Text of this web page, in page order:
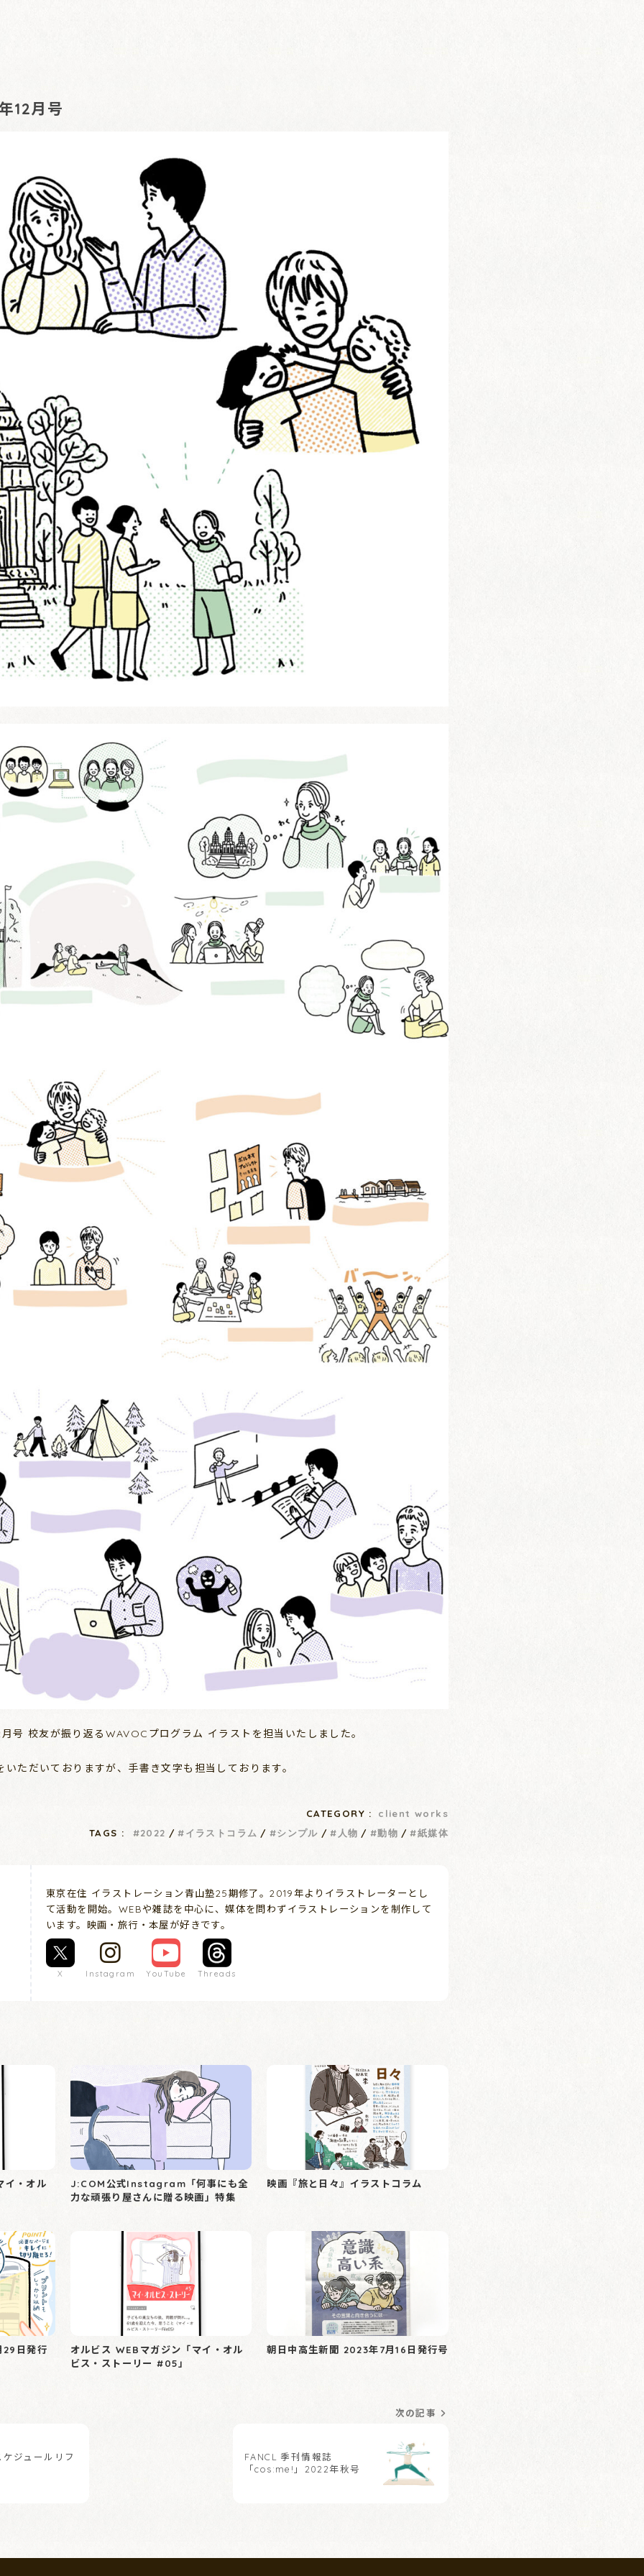
12月号
号 校友が振り返るWAVOCプログラム イラストを担当いたしました。
ただいておりますが、手書き文字も担当しております。
CATEGORY :
client works
TAGS :
2022 イラストコラム シンプル 人物 動物 紙媒体
東京在住 イラストレーション青山塾25期修了。2019年よりイラストレーターとし
て活動を開始。WEBや雑誌を中心に、媒体を問わずイラストレーションを制作して
います。映画・旅行・本屋が好きです。
X Instagram YouTube Threads
イ・オル
J:COM公式Instagram「何事にも全
力な頑張り屋さんに贈る映画」特集
映画『旅と日々』イラストコラム
日発行
オルビス WEBマガジン「マイ・オル
ビス・ストーリー #05」
朝日中高生新聞 2023年7月16日発行号
ジュールリフ
次の記事
FANCL 季刊情報誌
「cos:me!」2022年秋号